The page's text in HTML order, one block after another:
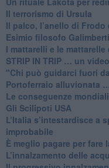
Il terrorismo di Ursula
​Il palco, l’anello di Frodo
Esimio filosofo Galimberti
​I mattarelli e le
​STRIP IN TRIP … un
"Chi può guidarci fuori
​Portoferraio alluvionata
Le conseguenze
​Gli Scilipoti USA
L’Italia s’intestardisce a
improbabile
È meglio pagare per fare
​L’innalzamento delle